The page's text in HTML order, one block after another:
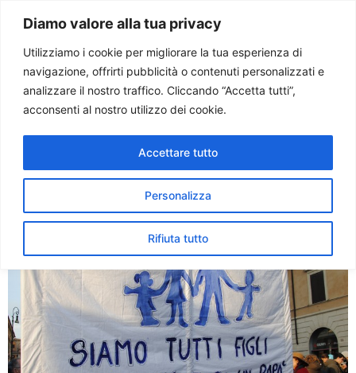
Diamo valore alla tua privacy
Utilizziamo i cookie per migliorare la tua esperienza di
navigazione, offrirti pubblicità o contenuti personalizzati e
analizzare il nostro traffico. Cliccando “Accetta tutti”,
acconsenti al nostro utilizzo dei cookie.
Personalizza
Rifiuta tutto
Accettare tutto
Paolo Ondarza
Tag:natura e cultura
Verso un nuovo “Family
Day”. In Migliaia a Roma per